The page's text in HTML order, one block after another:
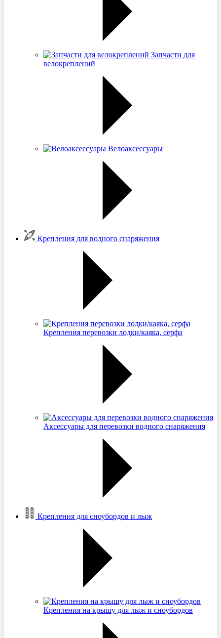
Запчасти для
велокреплений
Велоаксессуары
Крепления для водного снаряжения
Крепления перевозки лодки/каяка, серфа
Аксессуары для перевозки водного снаряжения
Крепления для сноубордов и лыж
Крепления на крышу для лыж и сноубордов